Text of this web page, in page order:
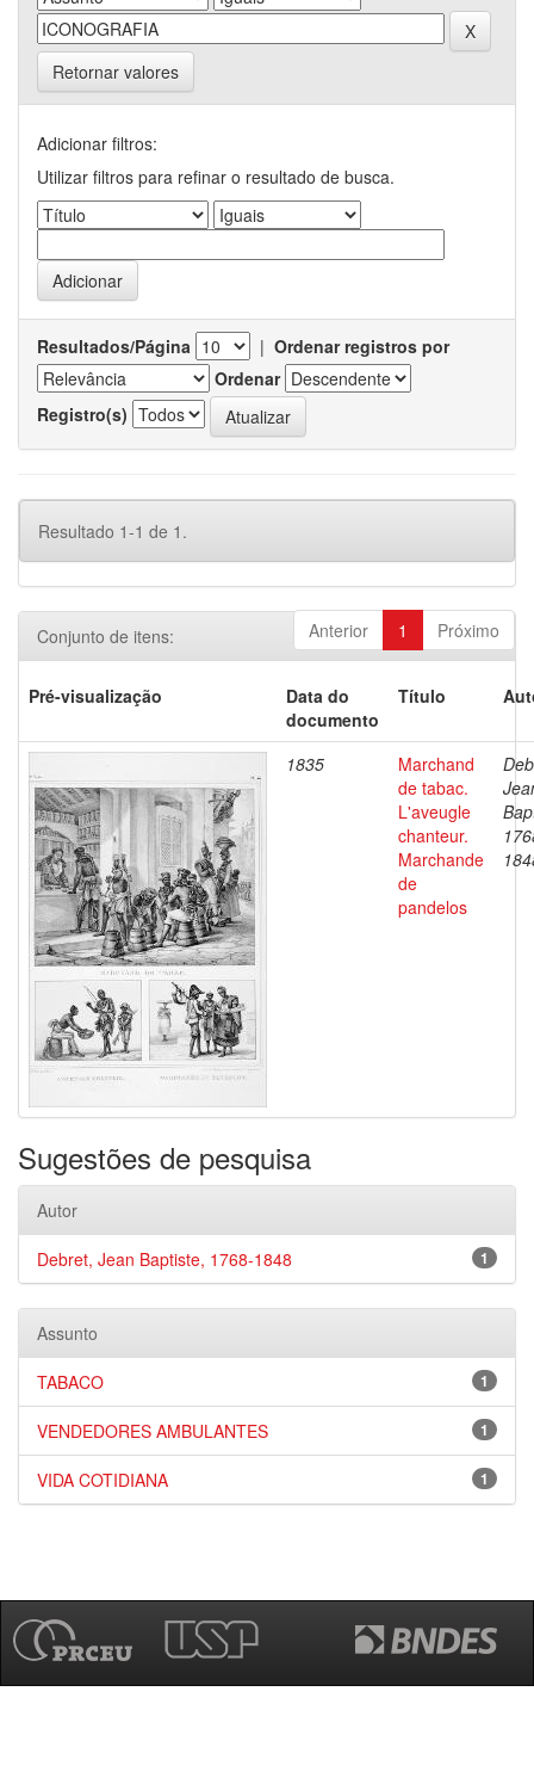
Retornar valores
Adicionar filtros:
Utilizar filtros para refinar o resultado de busca.
Resultados/Página | Ordenar registros por
Ordenar
Registro(s)
Resultado 1-1 de 1.
Anterior 1 Próximo
Conjunto de itens:
Pré-visualização
Data do
documento
Título
1835
Marchand
de tabac.
L'aveugle
chanteur.
Marchande
de
pandelos
Sugestões de pesquisa
Autor
1
Debret, Jean Baptiste, 1768-1848
Assunto
1
TABACO
1
VENDEDORES AMBULANTES
1
VIDA COTIDIANA